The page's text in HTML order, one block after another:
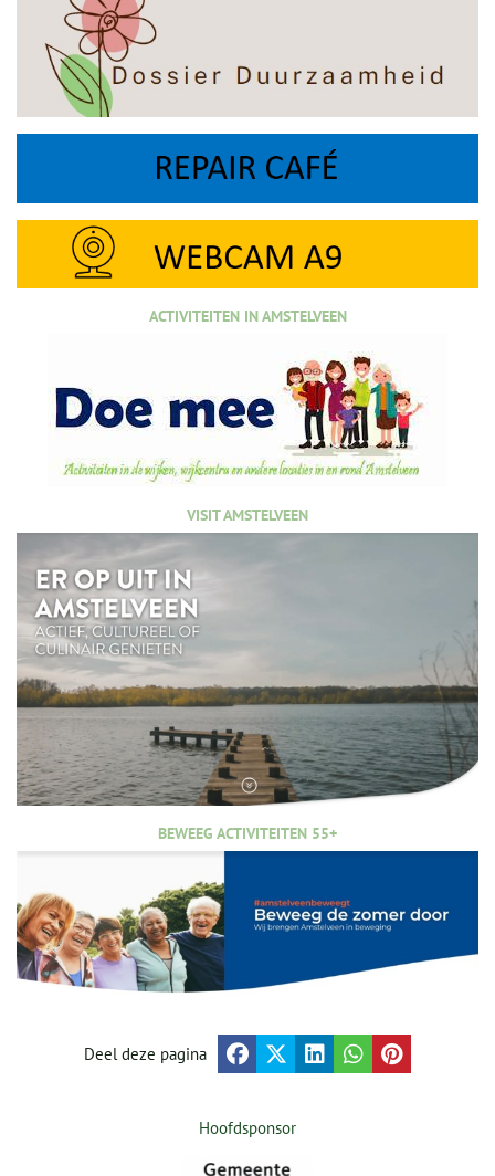
ACTIVITEITEN IN AMSTELVEEN
VISIT AMSTELVEEN
BEWEEG ACTIVITEITEN 55+
Deel deze pagina
Hoofdsponsor